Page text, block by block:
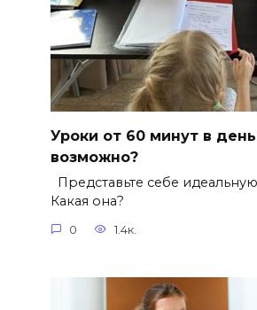
Уроки от 60 минут в
возможно?
Представьте себе
Какая она?
0 1.4к.